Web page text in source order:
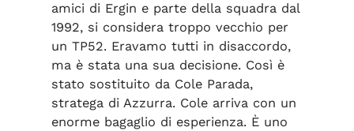
amici di Ergin e parte della squadra dal
1992, si considera troppo vecchio per
un TP52. Eravamo tutti in disaccordo,
ma è stata una sua decisione. Così è
stato sostituito da Cole Parada,
stratega di Azzurra. Cole arriva con un
enorme bagaglio di esperienza. È uno